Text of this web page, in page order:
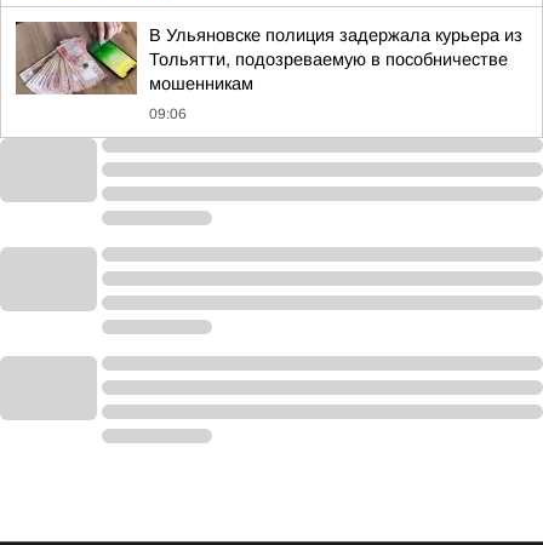
В Ульяновске полиция задержала курьера из
Тольятти, подозреваемую в пособничестве
мошенникам
09:06